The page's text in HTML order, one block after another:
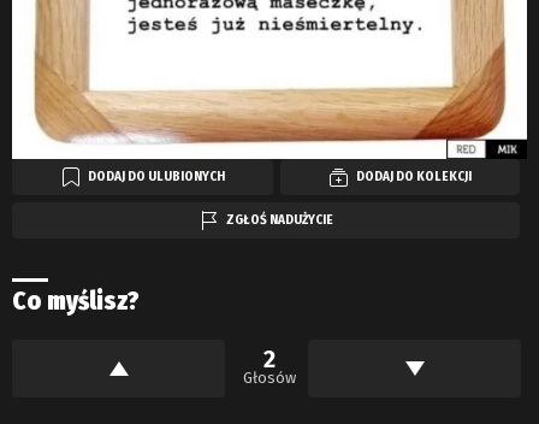
DODAJ DO ULUBIONYCH DODAJ DO KOLEKCJI
ZGŁOŚ NADUŻYCIE
Co myślisz?
2
Głosów